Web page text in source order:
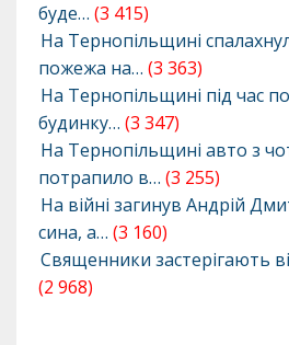
буде… (3 415)
На Тернопільщині
пожежа на… (3 363)
На Тернопільщині під час
будинку… (3 347)
На Тернопільщині авто з
потрапило в… (3 255)
На війні загинув Андрій
сина, а… (3 160)
Священники застерігають
(2 968)